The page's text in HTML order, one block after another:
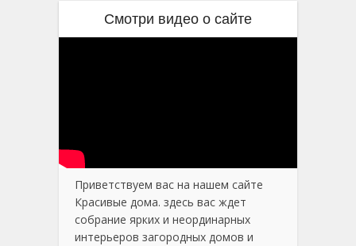
Смотри видео о сайте
Приветствуем вас на нашем сайте
Красивые дома. здесь вас ждет
собрание ярких и неординарных
интерьеров загородных домов и